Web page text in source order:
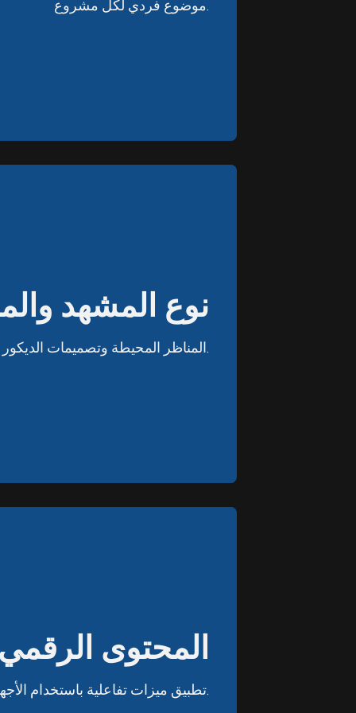
موضوع فردي لكل مشروع.موضوع فردي لكل مشروع.
نوع المشهد
المناظر المحيطة وتصميمات الديكور الداخلي للمباني.
نوع المشهد
المناظر المحيطة وتصميمات الديكور الداخلي للمباني.
المحتوى الرقمي
تطبيق ميزات تفاعلية باستخدام الأجهزة الإلكترونية.
المحتوى الرقمي
تطبيق ميزات تفاعلية باستخدام الأجهزة الإلكترونية.